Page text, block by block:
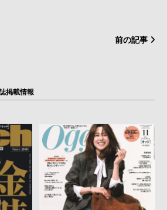
前の記事
掲載情報